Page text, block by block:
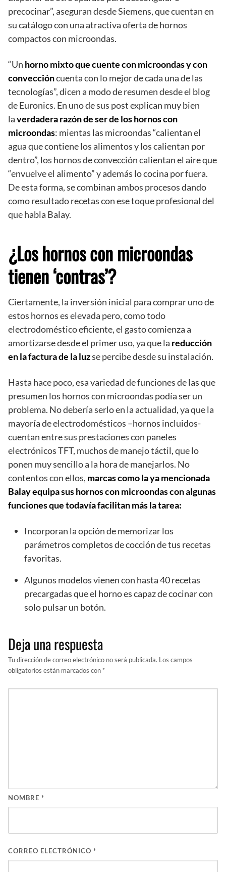
precocinar”, aseguran desde Siemens, que cuentan en
su catálogo con una atractiva oferta de hornos
compactos con microondas.
“Un horno mixto que cuente con microondas y con
conveccióncuenta con lo mejor de cada una de las
tecnologías”, dicen a modo de resumen desde el blog
de Euronics. En uno de sus post explican muy bien
laverdadera razón de ser de los hornos con
microondas: mientas las microondas “calientan el
agua que contiene los alimentos y los calientan por
dentro”, los hornos de convección calientan el aire que
“envuelve el alimento” y además lo cocina por fuera.
De esta forma, se combinan ambos procesos dando
como resultado recetas con ese toque profesional del
que habla Balay.
¿Los hornos con microondas
tienen ‘contras’?
Ciertamente, la inversión inicial para comprar uno de
estos hornos es elevada pero, como todo
electrodoméstico eficiente, el gasto comienza a
amortizarse desde el primer uso, ya que la reducción
en la factura de la luzse percibe desde su instalación.
Hasta hace poco, esa variedad de funciones de las que
presumen los hornos con microondas podía ser un
problema. No debería serlo en la actualidad, ya que la
mayoría de electrodomésticos –hornos incluidos-
cuentan entre sus prestaciones con paneles
electrónicos TFT, muchos de manejo táctil, que lo
ponen muy sencillo a la hora de manejarlos. No
contentos con ellos, marcas como la ya mencionada
Balay equipa sus hornos con microondas con algunas
funciones que todavía facilitan más la tarea:
Incorporan la opción de memorizar los
parámetros completos de cocción de tus recetas
favoritas.
Algunos modelos vienen con hasta 40 recetas
precargadas que el horno es capaz de cocinar con
solo pulsar un botón.
Deja una respuesta
Tu dirección de correo electrónico no será publicada. Los campos
obligatorios están marcados con *
NOMBRE *
CORREO ELECTRÓNICO *